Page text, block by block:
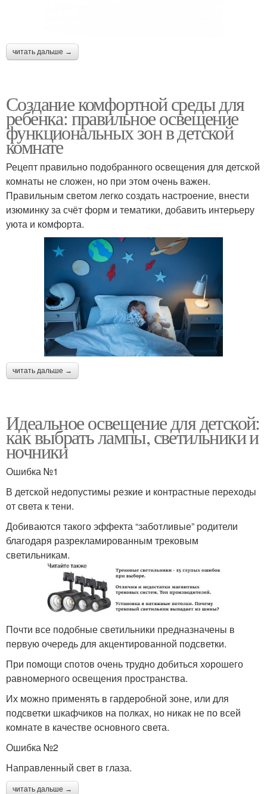
читать дальше →
Создание комфортной среды для
ребенка: правильное освещение
функциональных зон в детской
комнате
Рецепт правильно подобранного освещения для детской
комнаты не сложен, но при этом очень важен.
Правильным светом легко создать настроение, внести
изюминку за счёт форм и тематики, добавить интерьеру
уюта и комфорта.
читать дальше →
Идеальное освещение для детской:
как выбрать лампы, светильники и
ночники
Ошибка №1
В детской недопустимы резкие и контрастные переходы
от света к тени.
Добиваются такого эффекта “заботливые” родители
благодаря разрекламированным трековым
светильникам.
Почти все подобные светильники предназначены в
первую очередь для акцентированной подсветки.
При помощи спотов очень трудно добиться хорошего
равномерного освещения пространства.
Их можно применять в гардеробной зоне, или для
подсветки шкафчиков на полках, но никак не по всей
комнате в качестве основного света.
Ошибка №2
Направленный свет в глаза.
читать дальше →